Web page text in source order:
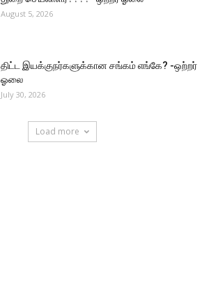
August 5, 2026
திட்ட இயக்குநர்களுக்கான சங்கம் எங்கே? -ஒற்றர்
ஓலை
July 30, 2026
Load more